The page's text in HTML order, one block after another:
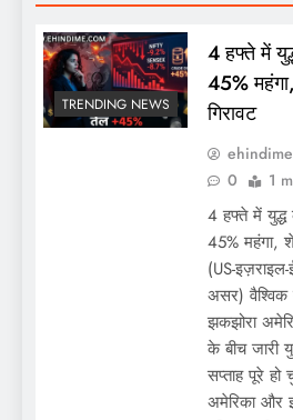
TRENDING NEWS
4 हफ्ते में
45%
गिरावट
ehindime
0
1
4 हफ्ते में
45% महंगा,
(US-इज़राइल-
असर) वैश्विक
झकझोरा
के बीच जारी
सप्ताह पूरे
अमेरिका और